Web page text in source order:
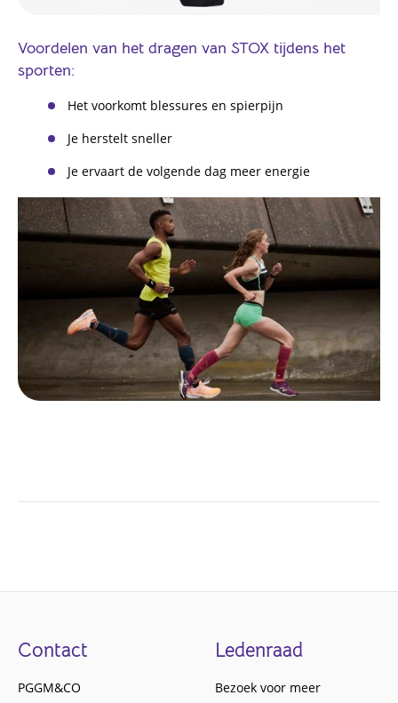
Voordelen van het dragen van STOX tijdens het
sporten:
Het voorkomt blessures en spierpijn
Je herstelt sneller
Je ervaart de volgende dag meer energie
Footer
Contact
PGGM&CO
Ledenraad
Bezoek voor meer